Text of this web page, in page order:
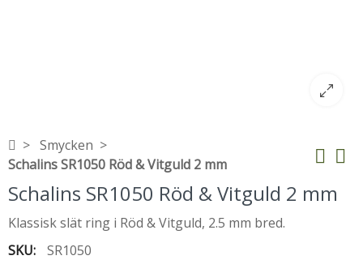
Smycken
Schalins SR1050 Röd & Vitguld 2 mm
Schalins SR1050 Röd & Vitguld 2 mm
Klassisk slät ring i Röd & Vitguld, 2.5 mm bred.
SKU:
SR1050